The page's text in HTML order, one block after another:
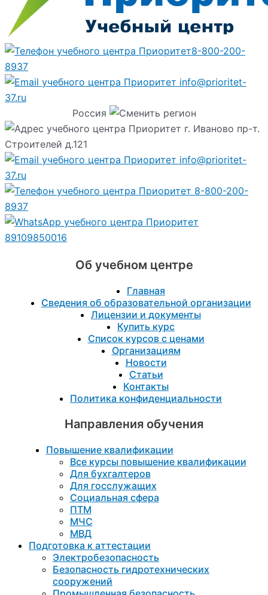
8-800-200-
8937
info@prioritet-
37.ru
Россия
г. Иваново пр-т.
Строителей д.121
info@prioritet-
37.ru
8-800-200-
8937
89109850016
Об учебном центре
Главная
Сведения об образовательной организации
Лицензии и документы
Купить курс
Список курсов с ценами
Организациям
Новости
Статьи
Контакты
Политика конфиденциальности
Направления обучения
Повышение квалификации
Все курсы повышение квалификации
Для бухгалтеров
Для госслужащих
Социальная сфера
ПТМ
МЧС
МВД
Подготовка к aттестации
Электробезопасность
Безопасность гидротехнических
сооружений